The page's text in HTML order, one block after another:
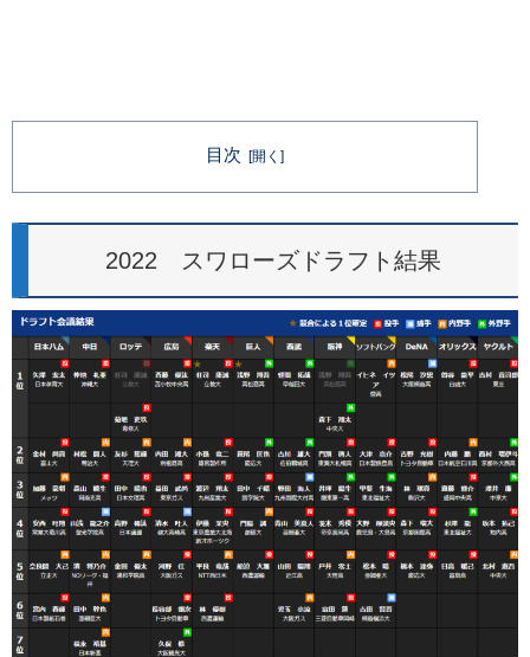
目次
2022 スワローズドラフト結果